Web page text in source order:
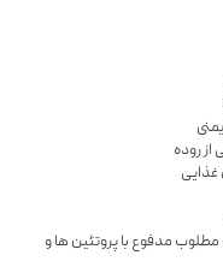
روده
غذایی
مدفوع با پروتئین ها و